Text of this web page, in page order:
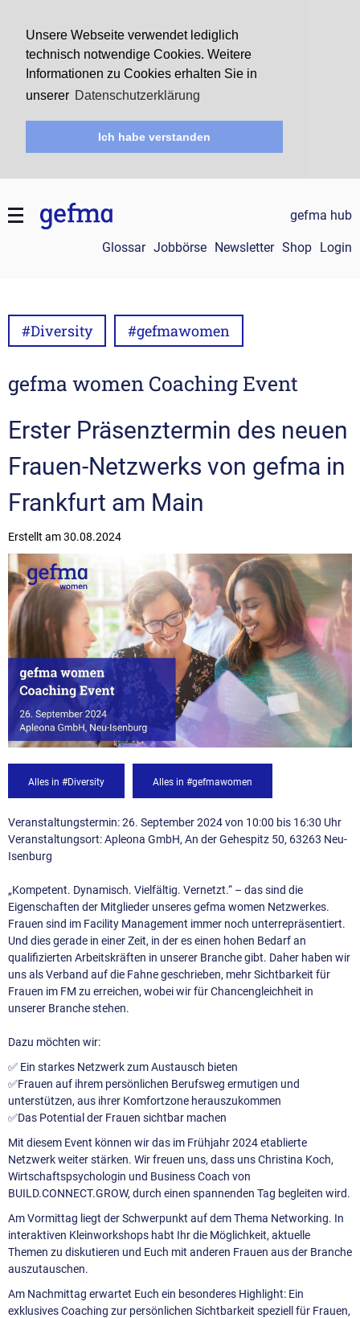
Unsere Webseite verwendet lediglich
technisch notwendige Cookies. Weitere
Informationen zu Cookies erhalten Sie in
unserer Datenschutzerklärung
Ich habe verstanden
gefma hub
Glossar Jobbörse Newsletter Shop Login
#Diversity #gefmawomen
gefma women Coaching Event
Erster Präsenztermin des neuen
Frauen-Netzwerks von gefma in
Frankfurt am Main
Erstellt am30.08.2024
Alles in #Diversity Alles in #gefmawomen
Veranstaltungstermin: 26. September 2024 von 10:00 bis 16:30 Uhr
Veranstaltungsort: Apleona GmbH, An der Gehespitz 50, 63263 Neu-
Isenburg
„Kompetent. Dynamisch. Vielfältig. Vernetzt.“ – das sind die
Eigenschaften der Mitglieder unseres gefma women Netzwerkes.
Frauen sind im Facility Management immer noch unterrepräsentiert.
Und dies gerade in einer Zeit, in der es einen hohen Bedarf an
qualifizierten Arbeitskräften in unserer Branche gibt. Daher haben wir
uns als Verband auf die Fahne geschrieben, mehr Sichtbarkeit für
Frauen im FM zu erreichen, wobei wir für Chancengleichheit in
unserer Branche stehen.
Dazu möchten wir:
✅ Ein starkes Netzwerk zum Austausch bieten
✅Frauen auf ihrem persönlichen Berufsweg ermutigen und
unterstützen, aus ihrer Komfortzone herauszukommen
✅Das Potential der Frauen sichtbar machen
Mit diesem Event können wir das im Frühjahr 2024 etablierte
Netzwerk weiter stärken. Wir freuen uns, dass uns Christina Koch,
Wirtschaftspsychologin und Business Coach von
BUILD.CONNECT.GROW, durch einen spannenden Tag begleiten wird.
Am Vormittag liegt der Schwerpunkt auf dem Thema Networking. In
interaktiven Kleinworkshops habt Ihr die Möglichkeit, aktuelle
Themen zu diskutieren und Euch mit anderen Frauen aus der Branche
auszutauschen.
Am Nachmittag erwartet Euch ein besonderes Highlight: Ein
exklusives Coaching zur persönlichen Sichtbarkeit speziell für Frauen,